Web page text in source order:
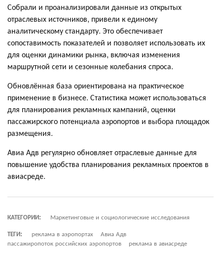
Собрали и проанализировали данные из открытых
отраслевых источников, привели к единому
аналитическому стандарту. Это обеспечивает
сопоставимость показателей и позволяет использовать их
для оценки динамики рынка, включая изменения
маршрутной сети и сезонные колебания спроса.
Обновлённая база ориентирована на практическое
применение в бизнесе. Статистика может использоваться
для планирования рекламных кампаний, оценки
пассажирского потенциала аэропортов и выбора площадок
размещения.
Авиа Адв регулярно обновляет отраслевые данные для
повышение удобства планирования рекламных проектов в
авиасреде.
КАТЕГОРИИ:
Маркетинговые и социологические исследования
ТЕГИ:
реклама в аэропортах
Авиа Адв
пассажиропоток российских аэропортов
реклама в авиасреде